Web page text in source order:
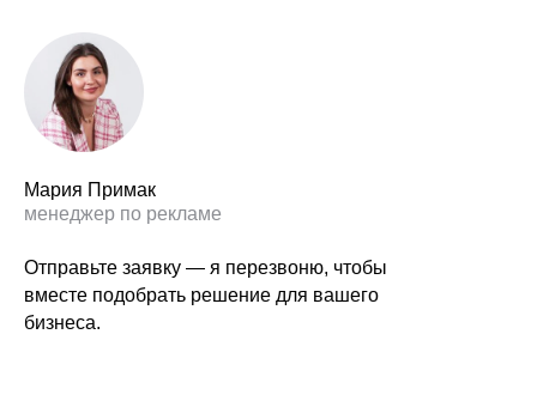
Отправьте заявку — я перезвоню, чтобы
вместе подобрать решение для вашего
бизнеса.
Мария Примак
менеджер по рекламе